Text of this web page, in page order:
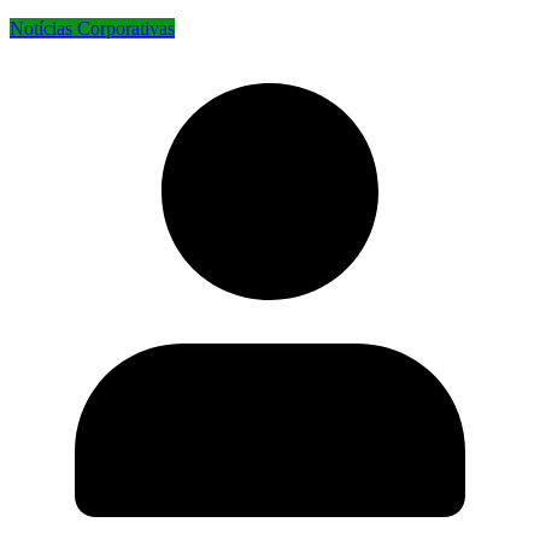
Notícias Corporativas